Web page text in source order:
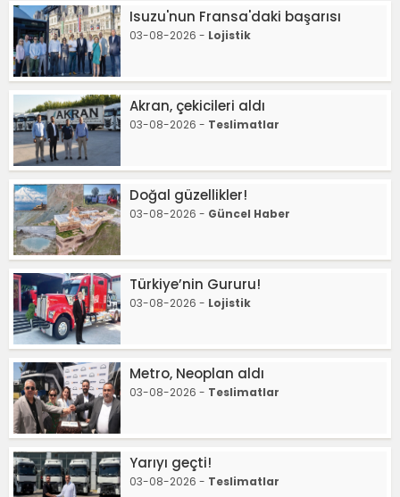
Isuzu'nun Fransa'daki başarısı
03-08-2026 - Lojistik
Akran, çekicileri aldı
03-08-2026 - Teslimatlar
Doğal güzellikler!
03-08-2026 - Güncel Haber
Türkiye’nin Gururu!
03-08-2026 - Lojistik
Metro, Neoplan aldı
03-08-2026 - Teslimatlar
Yarıyı geçti!
03-08-2026 - Teslimatlar